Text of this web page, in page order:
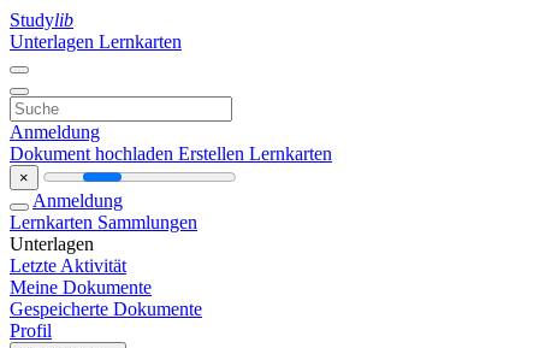
Studylib
Unterlagen Lernkarten
Anmeldung
Dokument hochladen Erstellen Lernkarten
×
Anmeldung
Lernkarten Sammlungen
Unterlagen
Letzte Aktivität
Meine Dokumente
Gespeicherte Dokumente
Profil